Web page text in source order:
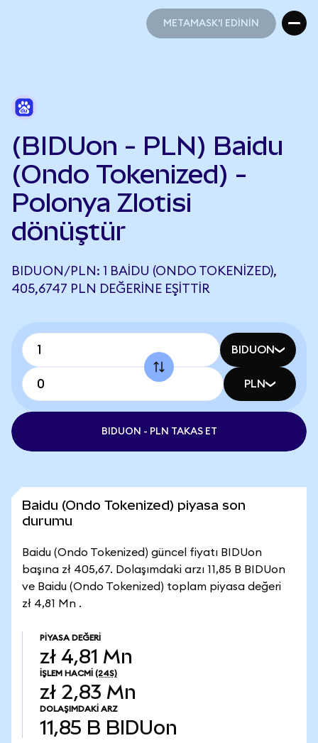
METAMASK'I EDİNİN
(BIDUon - PLN) Baidu
(Ondo Tokenized) -
Polonya Zlotisi
dönüştür
BIDUON/PLN: 1 BAIDU (ONDO TOKENIZED),
405,6747 PLN DEĞERINE EŞITTIR
BIDUON
PLN
BIDUON - PLN TAKAS ET
Baidu (Ondo Tokenized) piyasa son
durumu
Baidu (Ondo Tokenized) güncel fiyatı BIDUon
başına zł 405,67. Dolaşımdaki arzı 11,85 B BIDUon
ve Baidu (Ondo Tokenized) toplam piyasa değeri
zł 4,81 Mn .
PIYASA DEĞERI
zł 4,81 Mn
İŞLEM HACMI (24S)
zł 2,83 Mn
DOLAŞIMDAKI ARZ
11,85 B BIDUon